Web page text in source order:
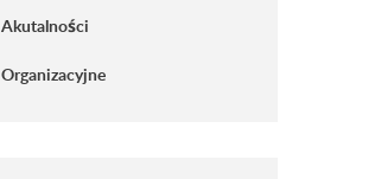
Akutalności
Organizacyjne